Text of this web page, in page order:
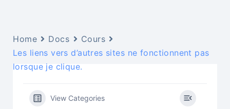
Home Docs
Cours
Les liens vers d’autres sites ne fonctionnent pas
lorsque je clique.
View Categories